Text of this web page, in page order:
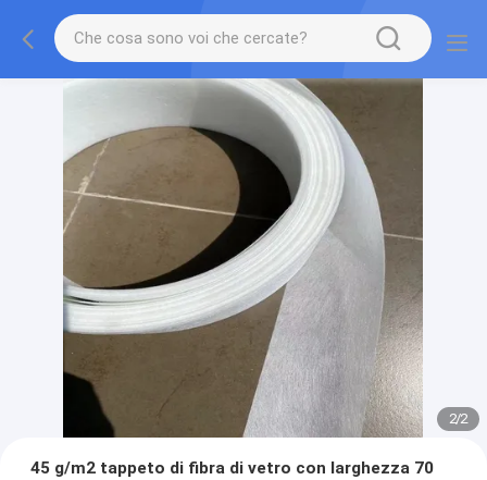
2/2
45 g/m2 tappeto di fibra di vetro con larghezza 70